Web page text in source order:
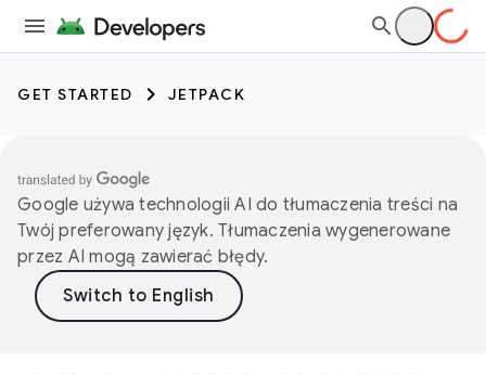
GET STARTED JETPACK
Google używa technologii AI do tłumaczenia treści na
Twój preferowany język. Tłumaczenia wygenerowane
przez AI mogą zawierać błędy.